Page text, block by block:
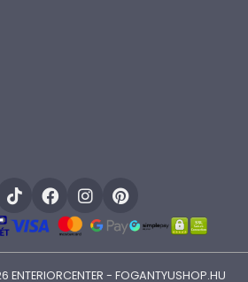
- FOGANTYUSHOP.HU